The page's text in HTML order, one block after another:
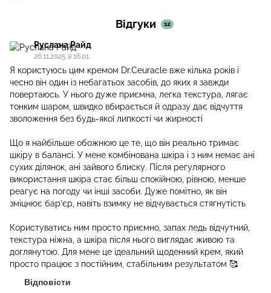
Відгуки 12
Руслана Райд
26.11.2025 в 16:01
Я користуюсь цим кремом Dr.Ceuracle вже кілька років і
чесно він один із небагатьох засобів, до яких я завжди
повертаюсь. У нього дуже приємна, легка текстура, лягає
тонким шаром, швидко вбирається й одразу дає відчуття
зволоження без будь-якої липкості чи жирності
Що я найбільше обожнюю це те, що він реально тримає
шкіру в балансі. У мене комбінована шкіра і з ним немає ані
сухих ділянок, ані зайвого блиску. Після регулярного
використання шкіра стає більш спокійною, рівною, менше
реагує на погоду чи інші засоби. Дуже помітно, як він
зміцнює бар’єр, навіть взимку не відчувається стягнутість
Користуватись ним просто приємно, запах ледь відчутний,
текстура ніжна, а шкіра після нього виглядає живою та
доглянутою. Для мене це ідеальний щоденний крем, який
просто працює з постійним, стабільним результатом 🥰
Відповісти